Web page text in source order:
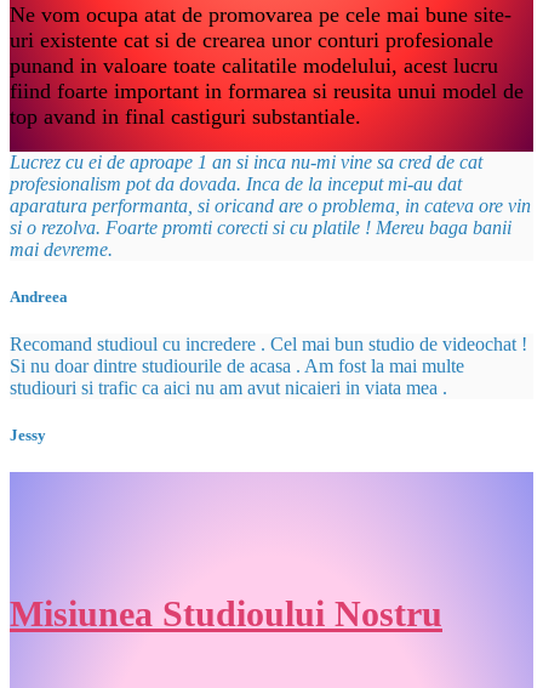
Ne vom ocupa atat de promovarea pe cele mai bune site-
uri existente cat si de crearea unor conturi profesionale
punand in valoare toate calitatile modelului, acest lucru
fiind foarte important in formarea si reusita unui model de
top avand in final castiguri substantiale.
Lucrez cu ei de aproape 1 an si inca nu-mi vine sa cred de cat
profesionalism pot da dovada. Inca de la inceput mi-au dat
aparatura performanta, si oricand are o problema, in cateva ore vin
si o rezolva. Foarte promti corecti si cu platile ! Mereu baga banii
mai devreme.
Andreea
Recomand studioul cu incredere . Cel mai bun studio de videochat !
Si nu doar dintre studiourile de acasa . Am fost la mai multe
studiouri si trafic ca aici nu am avut nicaieri in viata mea .
Jessy
Misiunea Studioului Nostru